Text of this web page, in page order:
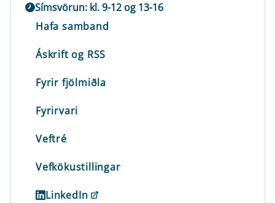
Símsvörun: kl. 9-12 og 13-16
Hafa samband
Áskrift og RSS
Fyrir fjölmiðla
Fyrirvari
Veftré
Vefkökustillingar
LinkedIn